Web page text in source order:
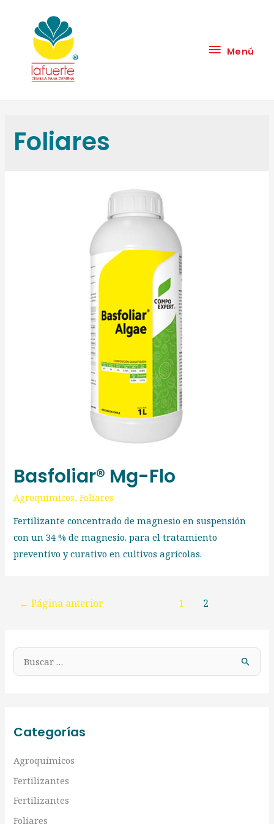
Menú
Foliares
Basfoliar® Mg-Flo
Agroquímicos,Foliares
Fertilizante concentrado de magnesio en suspensión
con un 34 % de magnesio. para el tratamiento
preventivo y curativo en cultivos agrícolas.
← Página anterior 1 2
Categorías
Agroquímicos
Fertilizantes
Fertilizantes
Foliares